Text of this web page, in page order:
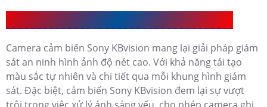
Camera cảm biến Sony KBvision mang lại giải pháp giám
sát an ninh hình ảnh độ nét cao. Với khả năng tái tạo
màu sắc tự nhiên và chi tiết qua mỗi khung hình giám
sát. Đặc biệt, cảm biến Sony KBvision đem lại sự vượt